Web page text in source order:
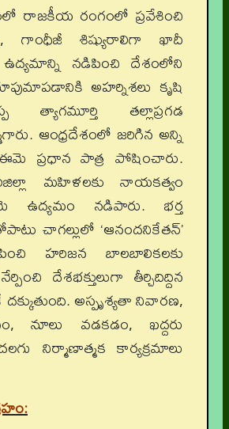
రాజకీయ రంగంలో ప్రవేశించి
గాంధీజీ శిష్యురాలిగా ఖాదీ
నడిపించి దేశంలోని
అహర్నిశలు కృషి
తల్లాప్రగడ
ఆంధ్రదేశంలో జరిగిన అన్ని
ప్రధాన పాత్ర పోషించారు.
మహిళలకు నాయకత్వం
నడిపారు. భర్త
చాగల్లులో ‘ఆనందనికేతన్’
హరిజన బాలబాలికలకు
దేశభక్తులుగా తీర్చిదిద్దిన
అస్పృశ్యతా నివారణ,
నూలు వడకడం, ఖద్దరు
నిర్మాణాత్మక కార్యక్రమాలు